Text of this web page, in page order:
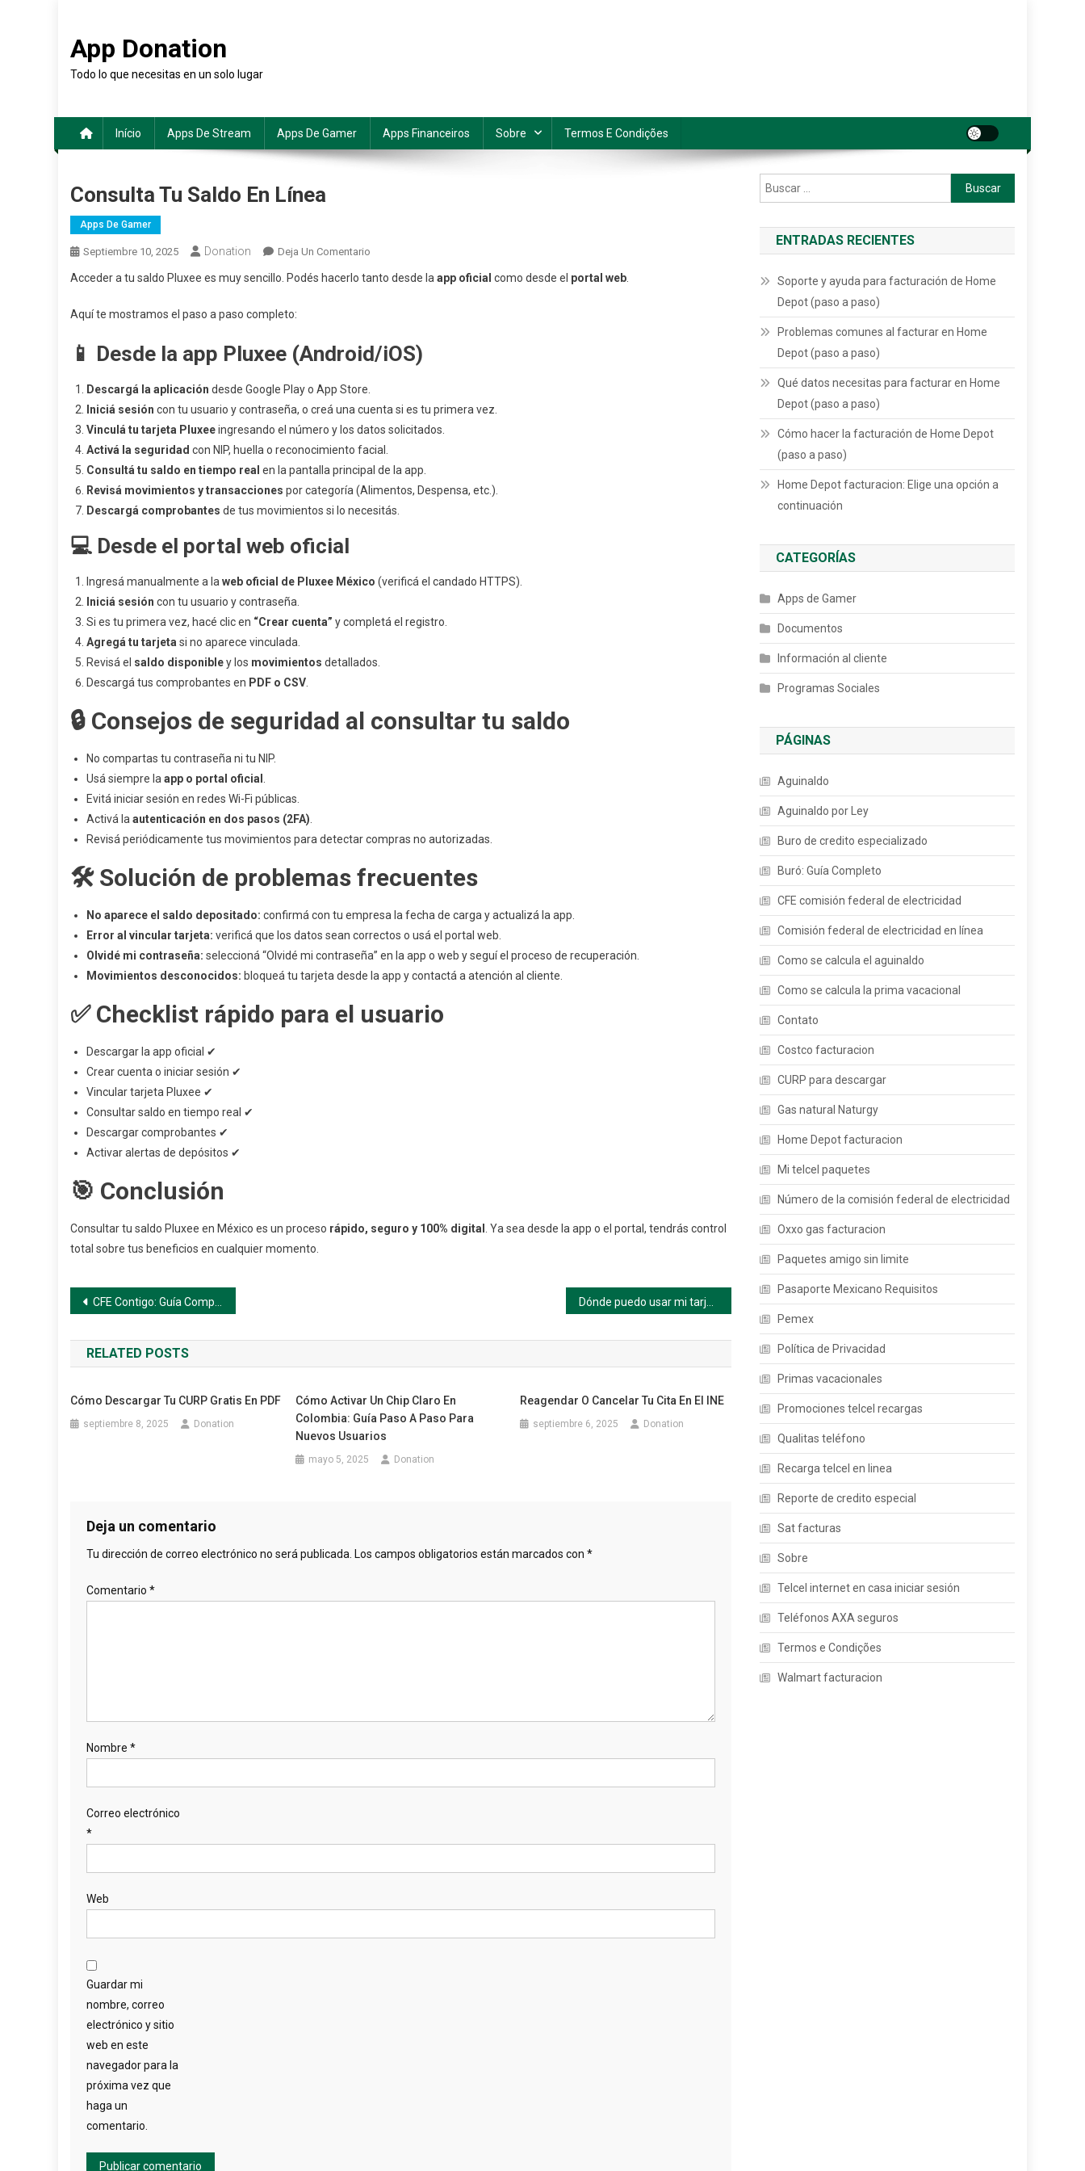
contenido
App Donation
Todo lo que necesitas en un solo lugar
Início Apps De Stream Apps De Gamer Apps Financeiros Sobre Termos E Condições
Consulta Tu Saldo En Línea
Apps De Gamer
Septiembre 10, 2025 Donation Deja Un Comentario
Línea
Acceder a tu saldo Pluxee es muy sencillo. Podés hacerlo tanto desde la app oficial como desde el portal web
Aquí te mostramos el paso a paso completo:
📱 Desde la app Pluxee (Android/iOS)
Descargá la aplicación desde Google Play o App Store.
Iniciá sesión con tu usuario y contraseña, o creá una cuenta si es tu primera vez.
Vinculá tu tarjeta Pluxeeingresando el número y los datos solicitados.
Activá la seguridad con NIP, huella o reconocimiento facial.
Consultá tu saldo en tiempo real en la pantalla principal de la app.
Revisá movimientos y transacciones por categoría (Alimentos, Despensa, etc.).
Descargá comprobantes de tus movimientos si lo necesitás.
💻 Desde el portal web oficial
Ingresá manualmente a la web oficial de Pluxee México (verificá el candado HTTPS).
Iniciá sesión con tu usuario y contraseña.
Si es tu primera vez, hacé clic en “Crear cuenta” y completá el registro.
Agregá tu tarjeta si no aparece vinculada.
Revisá el saldo disponibley los movimientos detallados.
Descargá tus comprobantes en PDF o CSV
🔒 Consejos de seguridad al consultar tu saldo
No compartas tu contraseña ni tu NIP.
Usá siempre la app o portal oficial
Evitá iniciar sesión en redes Wi-Fi públicas.
Activá la autenticación en dos pasos (2FA)
Revisá periódicamente tus movimientos para detectar compras no autorizadas.
🛠️ Solución de problemas frecuentes
No aparece el saldo depositado: confirmá con tu empresa la fecha de carga y actualizá la app.
Error al vincular tarjeta: verificá que los datos sean correctos o usá el portal web.
Olvidé mi contraseña: seleccioná “Olvidé mi contraseña” en la app o web y seguí el proceso de recuperación.
Movimientos desconocidos: bloqueá tu tarjeta desde la app y contactá a atención al cliente.
✅ Checklist rápido para el usuario
Descargar la app oficial ✔︎
Crear cuenta o iniciar sesión ✔︎
Vincular tarjeta Pluxee ✔︎
Consultar saldo en tiempo real ✔︎
Descargar comprobantes ✔︎
Activar alertas de depósitos ✔︎
🎯 Conclusión
Consultar tu saldo Pluxee en México es un proceso rápido, seguro y 100% digital
. Ya sea desde la app o el portal, tendrás control
total sobre tus beneficios en cualquier momento.
Navegación
de
entradas
CFE Contigo: Guía Completa para Descargar, Usar y Pagar tu Recibo de Luz en México
RELATED POSTS
Cómo Descargar Tu CURP Gratis En PDF
septiembre 8, 2025 Donation
Cómo Activar Un Chip Claro En
Colombia: Guía Paso A Paso Para
Nuevos Usuarios
mayo 5, 2025 Donation
Reagendar O Cancelar Tu Cita En El INE
septiembre 6, 2025 Donation
Deja un comentario
Tu dirección de correo electrónico no será publicada. Los campos obligatorios están marcados con *
Comentario *
Nombre *
Correo electrónico
*
Web
Guardar mi
nombre, correo
electrónico y sitio
web en este
navegador para la
próxima vez que
haga un
comentario.
Buscar:
ENTRADAS RECIENTES
Soporte y ayuda para facturación de Home
Depot (paso a paso)
Problemas comunes al facturar en Home
Depot (paso a paso)
Qué datos necesitas para facturar en Home
Depot (paso a paso)
Cómo hacer la facturación de Home Depot
(paso a paso)
Home Depot facturacion: Elige una opción a
continuación
CATEGORÍAS
Apps de Gamer
Documentos
Información al cliente
Programas Sociales
PÁGINAS
Aguinaldo
Aguinaldo por Ley
Buro de credito especializado
Buró: Guía Completo
CFE comisión federal de electricidad
Comisión federal de electricidad en línea
Como se calcula el aguinaldo
Como se calcula la prima vacacional
Contato
Costco facturacion
CURP para descargar
Gas natural Naturgy
Home Depot facturacion
Mi telcel paquetes
Número de la comisión federal de electricidad
Oxxo gas facturacion
Paquetes amigo sin limite
Pasaporte Mexicano Requisitos
Pemex
Política de Privacidad
Primas vacacionales
Promociones telcel recargas
Qualitas teléfono
Recarga telcel en linea
Reporte de credito especial
Sat facturas
Sobre
Telcel internet en casa iniciar sesión
Teléfonos AXA seguros
Termos e Condições
Walmart facturacion